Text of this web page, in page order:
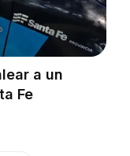
a un
Fe